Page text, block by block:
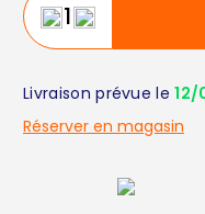
Livraison prévue le12/
Réserver en magasin